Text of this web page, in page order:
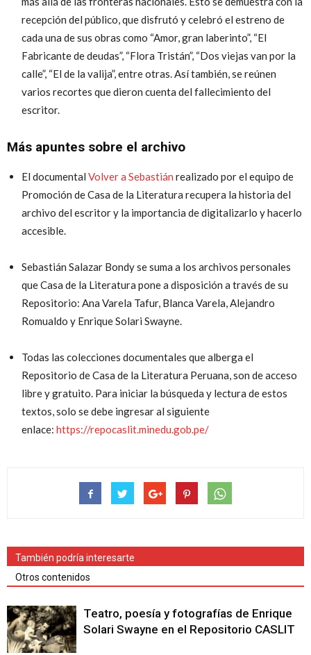
recepción del público, que disfrutó y celebró el estreno de
cada una de sus obras como “Amor, gran laberinto”, “El
Fabricante de deudas”, “Flora Tristán”, “Dos viejas van por la
calle”, “El de la valija”, entre otras. Así también, se reúnen
varios recortes que dieron cuenta del fallecimiento del
escritor.
Más apuntes sobre el archivo
El documental Volver a Sebastián realizado por el equipo de
Promoción de Casa de la Literatura recupera la historia del
archivo del escritor y la importancia de digitalizarlo y hacerlo
accesible.
Sebastián Salazar Bondy se suma a los archivos personales
que Casa de la Literatura pone a disposición a través de su
Repositorio: Ana Varela Tafur, Blanca Varela, Alejandro
Romualdo y Enrique Solari Swayne.
Todas las colecciones documentales que alberga el
Repositorio de Casa de la Literatura Peruana, son de acceso
libre y gratuito. Para iniciar la búsqueda y lectura de estos
textos, solo se debe ingresar al siguiente
enlace: https://repocaslit.minedu.gob.pe/
También podría interesarte
Otros contenidos
Teatro, poesía y fotografías de Enrique
Solari Swayne en el Repositorio CASLIT